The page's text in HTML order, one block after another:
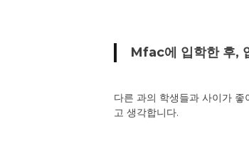
Mfac에 입학한 후,
다른 과의 학생들과 사이가
고 생각합니다.